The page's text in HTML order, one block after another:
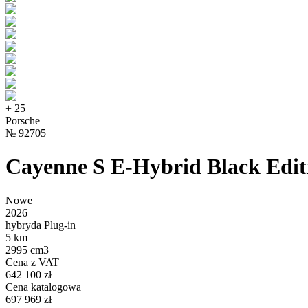
+ 25
Porsche
№ 92705
Cayenne S E-Hybrid Black
Nowe
2026
hybryda Plug-in
5 km
2995 cm3
Cena z VAT
642 100 zł
Cena katalogowa
697 969 zł